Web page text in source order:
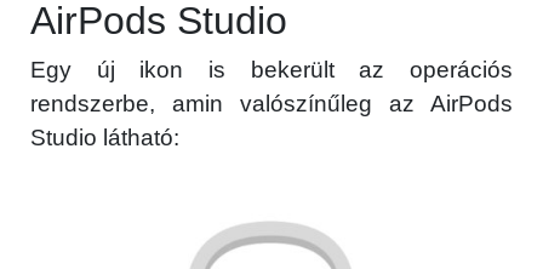
AirPods Studio
Egy új ikon is bekerült az operációs
rendszerbe, amin valószínűleg az AirPods
Studio látható: